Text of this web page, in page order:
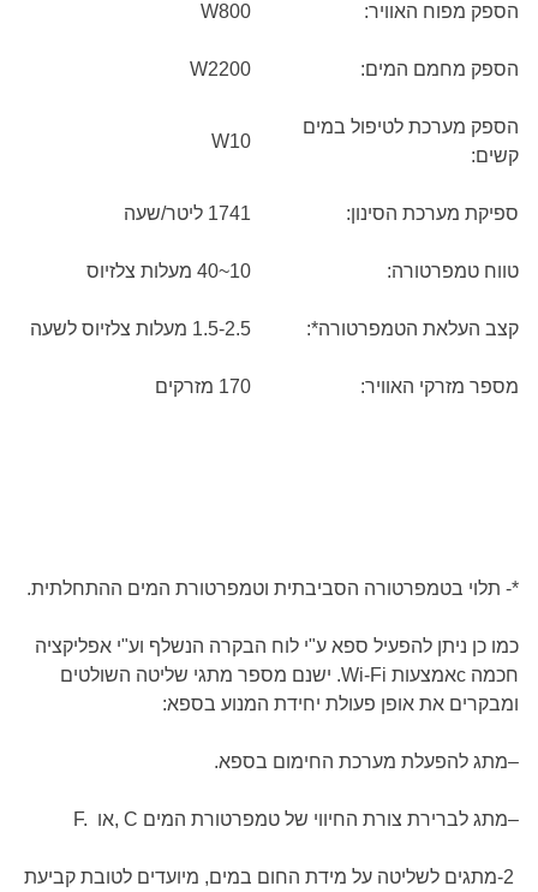
הספק מפוח האוויר: 800
W
הספק מחמם המים: 2200
W
הספק מערכת לטיפול במים
קשים:
10
W
ספיקת מערכת הסינון: 1741 ליטר/שעה
טווח טמפרטורה: 10~40 מעלות צלזיוס
קצב העלאת הטמפרטורה*: 1.5-2.5 מעלות צלזיוס לשעה
מספר מזרקי האוויר: 170 מזרקים
*- תלוי בטמפרטורה הסביבתית וטמפרטורת המים ההתחלתית.
כמו כן ניתן להפעיל ספא ע"י לוח הבקרה הנשלף וע"י אפליקציה
חכמה cאמצעות Wi-Fi. ישנם מספר מתגי שליטה השולטים
ומבקרים את אופן פעולת יחידת המנוע בספא:
–מתג להפעלת מערכת החימום בספא.
–מתג לברירת צורת החיווי של טמפרטורת המים , Cאו F.
-2מתגים לשליטה על מידת החום במים, מיועדים לטובת קביעת